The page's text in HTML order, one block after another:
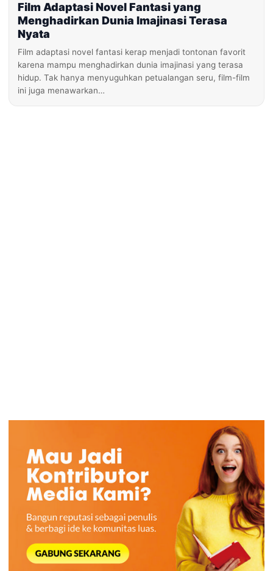
Film Adaptasi Novel Fantasi yang
Menghadirkan Dunia Imajinasi Terasa
Nyata
Film adaptasi novel fantasi kerap menjadi tontonan favorit
karena mampu menghadirkan dunia imajinasi yang terasa
hidup. Tak hanya menyuguhkan petualangan seru, film-film
ini juga menawarkan…